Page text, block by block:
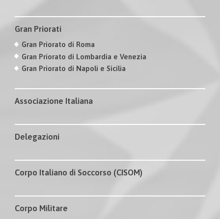
Gran Priorati
Gran Priorato di Roma
Gran Priorato di Lombardia e Venezia
Gran Priorato di Napoli e Sicilia
Associazione Italiana
Delegazioni
Corpo Italiano di Soccorso (CISOM)
Corpo Militare